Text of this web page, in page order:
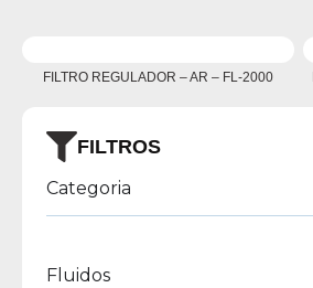
FILTROS
Categoria
Fluidos
FILTRO REGULADOR – AR – FL-2000